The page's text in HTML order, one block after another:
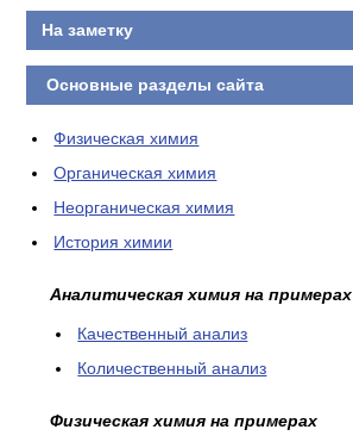
На заметку
Основные разделы сайта
Физическая химия
Органическая химия
Неорганическая химия
История химии
Аналитическая химия на примерах
Качественный анализ
Количественный анализ
Физическая химия на примерах